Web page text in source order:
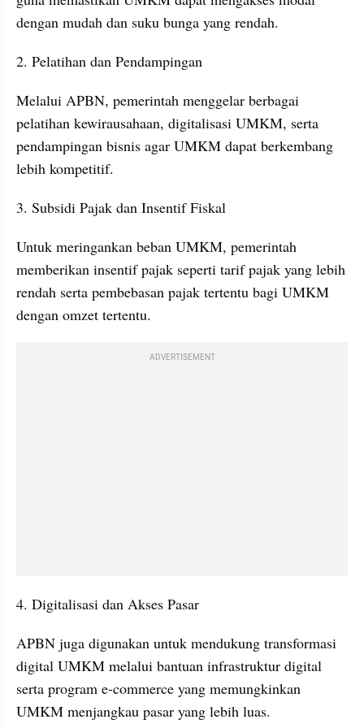
dengan mudah dan suku bunga yang rendah.
2. Pelatihan dan Pendampingan
Melalui APBN, pemerintah menggelar berbagai
pelatihan kewirausahaan, digitalisasi UMKM, serta
pendampingan bisnis agar UMKM dapat berkembang
lebih kompetitif.
3. Subsidi Pajak dan Insentif Fiskal
Untuk meringankan beban UMKM, pemerintah
memberikan insentif pajak seperti tarif pajak yang lebih
rendah serta pembebasan pajak tertentu bagi UMKM
dengan omzet tertentu.
ADVERTISEMENT
4. Digitalisasi dan Akses Pasar
APBN juga digunakan untuk mendukung transformasi
digital UMKM melalui bantuan infrastruktur digital
serta program e-commerce yang memungkinkan
UMKM menjangkau pasar yang lebih luas.